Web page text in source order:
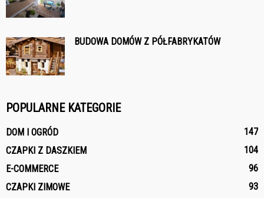
BUDOWA DOMÓW Z PÓŁFABRYKATÓW
POPULARNE KATEGORIE
DOM I OGRÓD
147
CZAPKI Z DASZKIEM
104
E-COMMERCE
96
CZAPKI ZIMOWE
93